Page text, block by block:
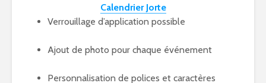
Calendrier Jorte
Verrouillage d’application possible
Ajout de photo pour chaque événement
Personnalisation de polices et caractères